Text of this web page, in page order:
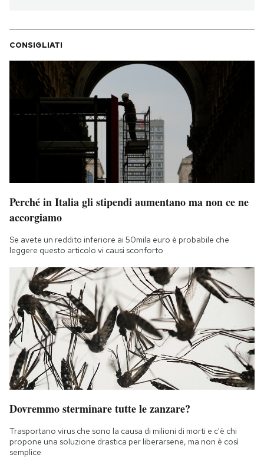
CONSIGLIATI
Perché in Italia gli stipendi aumentano ma non ce ne
accorgiamo
Se avete un reddito inferiore ai 50mila euro è probabile che
leggere questo articolo vi causi sconforto
Dovremmo sterminare tutte le zanzare?
Trasportano virus che sono la causa di milioni di morti e c'è chi
propone una soluzione drastica per liberarsene, ma non è così
semplice